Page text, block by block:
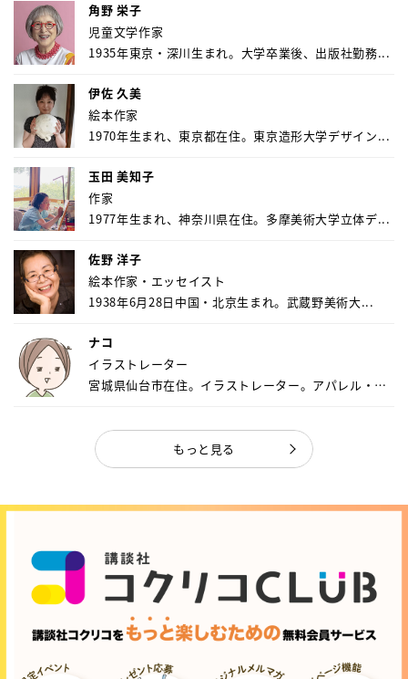
角野 栄子
児童文学作家
1935年東京・深川生まれ。大学卒業後、出版社勤務...
伊佐 久美
絵本作家
1970年生まれ、東京都在住。東京造形大学デザイン...
玉田 美知子
作家
1977年生まれ、神奈川県在住。多摩美術大学立体デ...
佐野 洋子
絵本作家・エッセイスト
1938年6月28日中国・北京生まれ。武蔵野美術大...
ナコ
イラストレーター
宮城県仙台市在住。イラストレーター。アパレル・キ
もっと見る